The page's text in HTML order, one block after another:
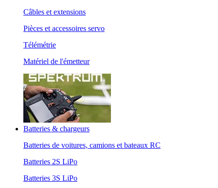
Câbles et extensions
Pièces et accessoires servo
Télémétrie
Matériel de l'émetteur
Batteries & chargeurs
Batteries de voitures, camions et bateaux RC
Batteries 2S LiPo
Batteries 3S LiPo